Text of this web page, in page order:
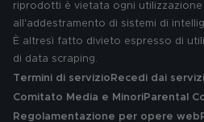
riprodotti è vietata ogni
all'addestramento di sistemi di
È altresì fatto divieto espresso di
di data scraping.
Termini di servizio Recedi dai
Comitato Media e MinoriParental
Regolamentazione per opere web